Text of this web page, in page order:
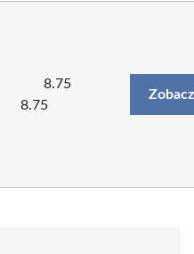
8.75
8.75